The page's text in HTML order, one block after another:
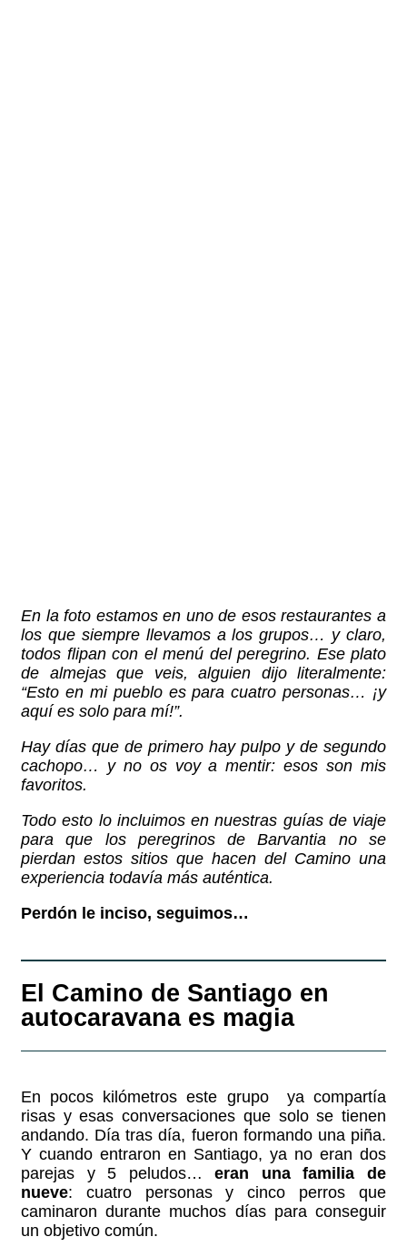
En la foto estamos en uno de esos restaurantes a
los que siempre llevamos a los grupos… y claro,
todos flipan con el menú del peregrino. Ese plato
de almejas que veis, alguien dijo literalmente:
“Esto en mi pueblo es para cuatro personas… ¡y
aquí es solo para mí!”.
Hay días que de primero hay pulpo y de segundo
cachopo… y no os voy a mentir: esos son mis
favoritos.
Todo esto lo incluimos en nuestras guías de viaje
para que los peregrinos de Barvantia no se
pierdan estos sitios que hacen del Camino una
experiencia todavía más auténtica.
Perdón le inciso, seguimos…
El Camino de Santiago en
autocaravana es magia
En pocos kilómetros este grupo ya compartía
risas y esas conversaciones que solo se tienen
andando. Día tras día, fueron formando una piña.
Y cuando entraron en Santiago, ya no eran dos
parejas y 5 peludos…eran una familia de
nueve: cuatro personas y cinco perros que
caminaron durante muchos días para conseguir
un objetivo común.